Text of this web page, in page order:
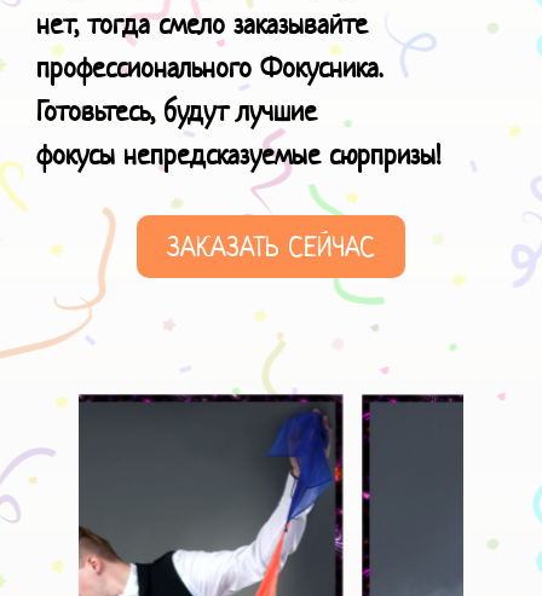
нет, тогда смело заказывайте
профессионального Фокусника.
Готовьтесь, будут лучшие
фокусы непредсказуемые сюрпризы!
ЗАКАЗАТЬ СЕЙЧАС